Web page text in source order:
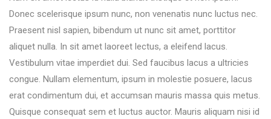
Donec scelerisque ipsum nunc, non venenatis nunc luctus nec.
Praesent nisl sapien, bibendum ut nunc sit amet, porttitor
aliquet nulla. In sit amet laoreet lectus, a eleifend lacus.
Vestibulum vitae imperdiet dui. Sed faucibus lacus a ultricies
congue. Nullam elementum, ipsum in molestie posuere, lacus
erat condimentum dui, et accumsan mauris massa quis metus.
Quisque consequat sem et luctus auctor. Mauris aliquam nisi id